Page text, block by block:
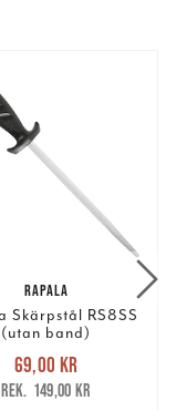
RAPALA
Skärpstål RS8SS
(utan band)
Nuvarande pris
krTidigare pris
149,00 kr
69,00 kr
149,00 kr